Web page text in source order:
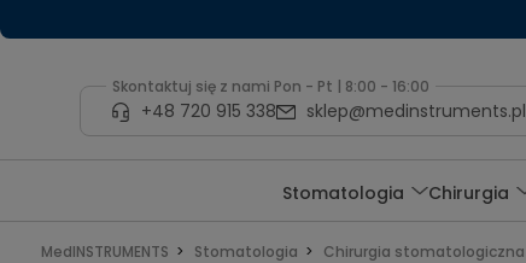
Skontaktuj się z nami Pon - Pt | 8:00 - 16:00
+48 720 915 338 sklep@medinstruments.pl
Stomatologia Chirurgia
MedINSTRUMENTS Stomatologia Chirurgia stomatologiczna